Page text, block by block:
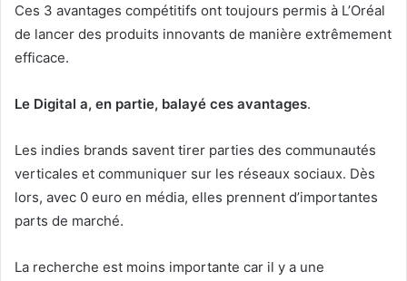
Ces 3 avantages compétitifs ont toujours permis à L’Oréal
de lancer des produits innovants de manière extrêmement
efficace.
Le Digital a, en partie, balayé ces avantages.
Les indies brands savent tirer parties des communautés
verticales et communiquer sur les réseaux sociaux. Dès
lors, avec 0 euro en média, elles prennent d’importantes
parts de marché.
La recherche est moins importante car il y a une